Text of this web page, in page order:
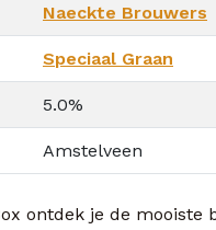
Naeckte Brouwers
Speciaal Graan
5.0%
Amstelveen
ontdek je de mooiste